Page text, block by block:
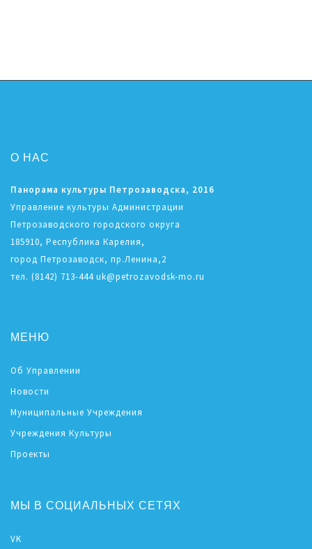
О НАС
Панорама культуры Петрозаводска, 2016
Управление культуры Администрации
Петрозаводского городского округа
185910, Республика Карелия,
город Петрозаводск, пр.Ленина,2
тел. (8142) 713-444 uk@petrozavodsk-mo.ru
МЕНЮ
Об Управлении
Новости
Муниципальные Учреждения
Учреждения Культуры
Проекты
МЫ В СОЦИАЛЬНЫХ СЕТЯХ
VK